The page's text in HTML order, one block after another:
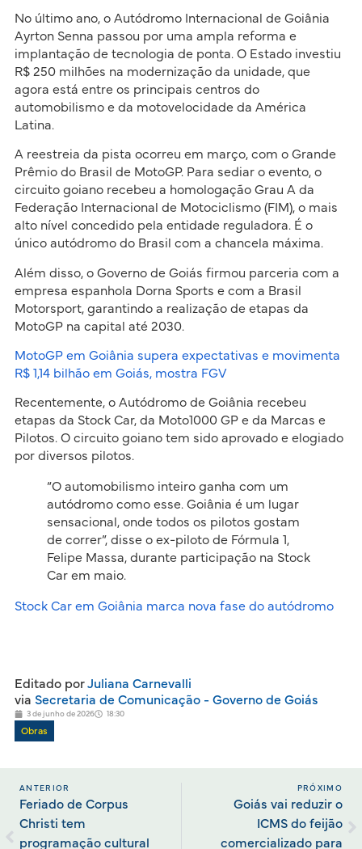
No último ano, o Autódromo Internacional de Goiânia
Ayrton Senna passou por uma ampla reforma e
implantação de tecnologia de ponta. O Estado investiu
R$ 250 milhões na modernização da unidade, que
agora está entre os principais centros do
automobilismo e da motovelocidade da América
Latina.
A reestreia da pista ocorreu em março, com o Grande
Prêmio do Brasil de MotoGP. Para sediar o evento, o
circuito goiano recebeu a homologação Grau A da
Federação Internacional de Motociclismo (FIM), o mais
alto nível concedido pela entidade reguladora. É o
único autódromo do Brasil com a chancela máxima.
Além disso, o Governo de Goiás firmou parceria com a
empresa espanhola Dorna Sports e com a Brasil
Motorsport, garantindo a realização de etapas da
MotoGP na capital até 2030.
MotoGP em Goiânia supera expectativas e movimenta
R$ 1,14 bilhão em Goiás, mostra FGV
Recentemente, o Autódromo de Goiânia recebeu
etapas da Stock Car, da Moto1000 GP e da Marcas e
Pilotos. O circuito goiano tem sido aprovado e elogiado
por diversos pilotos.
“O automobilismo inteiro ganha com um
autódromo como esse. Goiânia é um lugar
sensacional, onde todos os pilotos gostam
de correr”, disse o ex-piloto de Fórmula 1,
Felipe Massa, durante participação na Stock
Car em maio.
Stock Car em Goiânia marca nova fase do autódromo
Editado porJuliana Carnevalli
via Secretaria de Comunicação - Governo de Goiás
3 de junho de 2026 18:30
Obras
ANTERIOR
Feriado de Corpus
Christi tem
programação cultural
PRÓXIMO
Goiás vai reduzir o
ICMS do feijão
comercializado para